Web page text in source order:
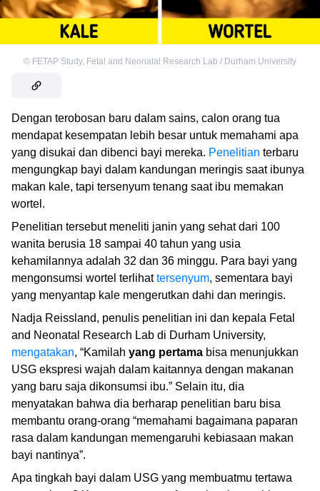
© FETAP Study, Fetal and Neonatal Research Lab / Durham University
Dengan terobosan baru dalam sains, calon orang tua
mendapat kesempatan lebih besar untuk memahami apa
yang disukai dan dibenci bayi mereka. Penelitian terbaru
mengungkap bayi dalam kandungan meringis saat ibunya
makan kale, tapi tersenyum tenang saat ibu memakan
wortel.
Penelitian tersebut meneliti janin yang sehat dari 100
wanita berusia 18 sampai 40 tahun yang usia
kehamilannya adalah 32 dan 36 minggu. Para bayi yang
mengonsumsi wortel terlihattersenyum, sementara bayi
yang menyantap kale mengerutkan dahi dan meringis.
Nadja Reissland, penulis penelitian ini dan kepala Fetal
and Neonatal Research Lab di Durham University,
mengatakan, “Kamilah yang pertama bisa menunjukkan
USG ekspresi wajah dalam kaitannya dengan makanan
yang baru saja dikonsumsi ibu.” Selain itu, dia
menyatakan bahwa dia berharap penelitian baru bisa
membantu orang-orang “memahami bagaimana paparan
rasa dalam kandungan memengaruhi kebiasaan makan
bayi nantinya”.
Apa tingkah bayi dalam USG yang membuatmu tertawa